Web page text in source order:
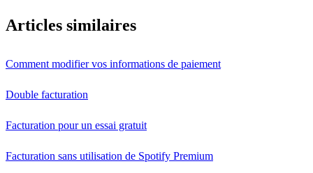
Articles similaires
Comment modifier vos informations de paiement
Double facturation
Facturation pour un essai gratuit
Facturation sans utilisation de Spotify Premium